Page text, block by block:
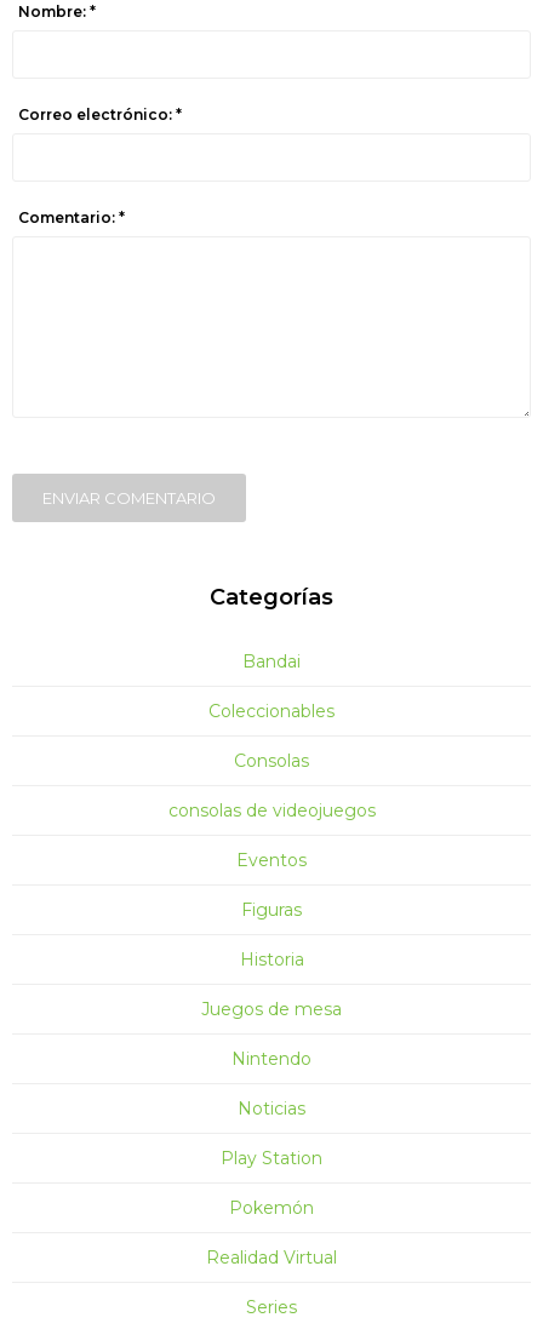
Nombre: *
Correo electrónico: *
Comentario: *
ENVIAR COMENTARIO
Categorías
Bandai
Coleccionables
Consolas
consolas de videojuegos
Eventos
Figuras
Historia
Juegos de mesa
Nintendo
Noticias
Play Station
Pokemón
Realidad Virtual
Series